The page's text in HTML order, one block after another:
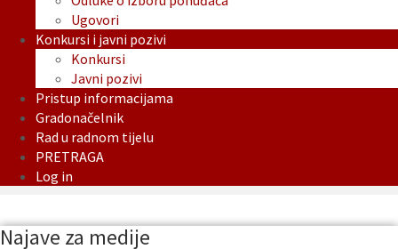
Ugovori
Konkursi i javni pozivi
Konkursi
Javni pozivi
Pristup informacijama
Gradonačelnik
Rad u radnom tijelu
PRETRAGA
Log in
Najave za medije